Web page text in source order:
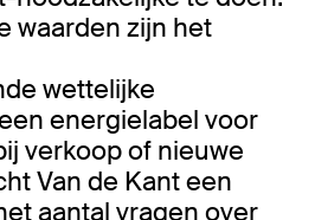
waarden zijn het
wettelijke
energielabel voor
verkoop of nieuwe
Van de Kant een
aantal vragen over